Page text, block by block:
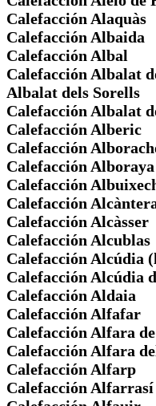
Calefacción Alaquàs
Calefacción Albaida
Calefacción Albal
Calefacción Albalat
Albalat dels Sorells
Calefacción Albalat
Calefacción Alberic
Calefacción
Calefacción Alboraya
Calefacción
Calefacción
Calefacción Alcàsser
Calefacción Alcublas
Calefacción Alcúdia
Calefacción Alcúdia
Calefacción Aldaia
Calefacción Alfafar
Calefacción Alfara
Calefacción Alfara
Calefacción Alfarp
Calefacción Alfarrasí